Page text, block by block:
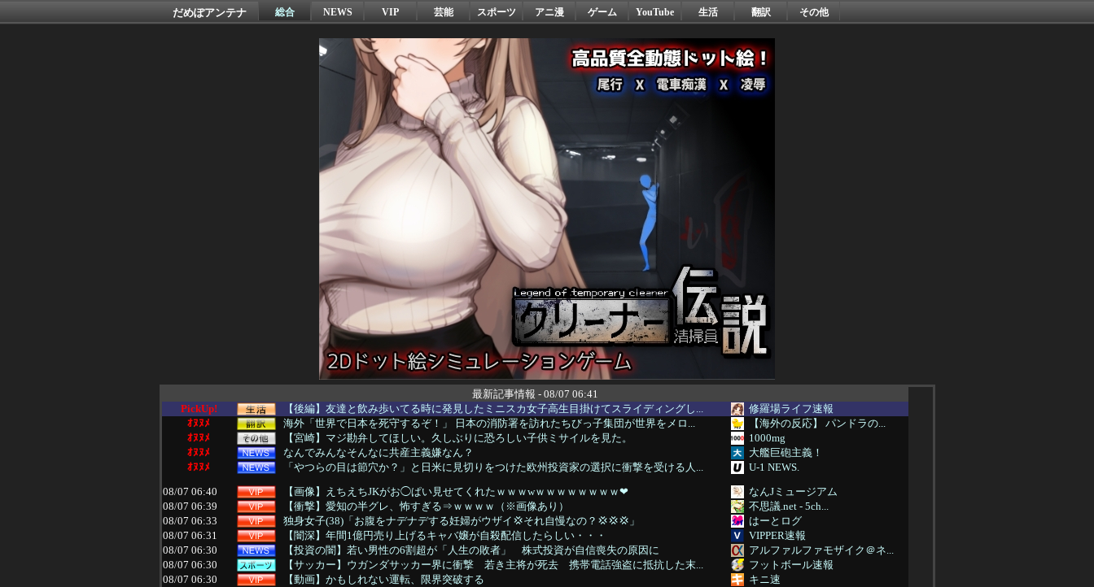
だめぽアンテナ 総合 NEWS VIP 芸能 スポーツ アニ漫 ゲーム YouTube 生活 翻訳 その他
最新記事情報 - 08/07 06:41
PickUp!
【後編】友達と飲み歩いてる時に発見したミニスカ女子高生目掛けてスライディングし...
修羅場ライフ速報
ｵﾇﾇﾒ
海外「世界で日本を死守するぞ！」 日本の消防署を訪れたちびっ子集団が世界をメロ...
【海外の反応】 パンドラの...
ｵﾇﾇﾒ
【宮崎】マジ勘弁してほしい。久しぶりに恐ろしい子供ミサイルを見た。
1000mg
ｵﾇﾇﾒ
なんでみんなそんなに共産主義嫌なん？
大艦巨砲主義！
ｵﾇﾇﾒ
「やつらの目は節穴か？」と日米に見切りをつけた欧州投資家の選択に衝撃を受ける人...
U-1 NEWS.
08/07 06:40
【画像】えちえちJKがお◯ぱい見せてくれたｗｗｗwｗｗｗｗｗｗｗｗ❤
なんJミュージアム
08/07 06:39
【衝撃】愛知の半グレ、怖すぎる⇒ｗｗｗｗ（※画像あり）
不思議.net - 5ch...
08/07 06:33
独身女子(38)「お腹をナデナデする妊婦がウザイ💢それ自慢なの？💢💢💢」
はーとログ
08/07 06:31
【闇深】年間1億円売り上げるキャバ嬢が自殺配信したらしい・・・
VIPPER速報
08/07 06:30
【投資の闇】若い男性の6割超が「人生の敗者」 株式投資が自信喪失の原因に
アルファルファモザイク＠ネ...
08/07 06:30
【サッカー】ウガンダサッカー界に衝撃 若き主将が死去 携帯電話強盗に抵抗した末...
フットボール速報
08/07 06:30
【動画】かもしれない運転、限界突破する
キニ速